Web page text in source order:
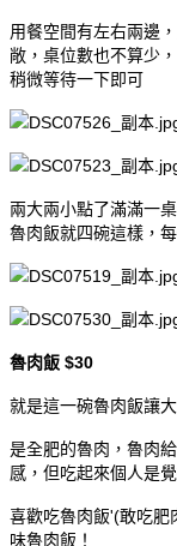
用餐空間有左右兩邊
敞，桌位數也不算少
稍微等待一下即可
兩大兩小點了滿滿一
魯肉飯就四碗這樣，
魯肉飯 $30
就是這一碗魯肉飯讓
是全肥的魯肉，魯肉
感，但吃起來個人是
喜歡吃魯肉飯'(敢吃肥
味魯肉飯！